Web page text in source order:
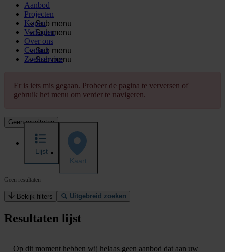
Aanbod
Projecten
Sub menu
Kopen
Sub menu
Verkopen
Over ons
Sub menu
Contact
Sub menu
Zoekservice
Er is iets mis gegaan. Probeer de pagina te verversen of
gebruik het menu om verder te navigeren.
Geen resultaten
Lijst
Kaart
Geen resultaten
Bekijk filters Uitgebreid zoeken
Resultaten lijst
Op dit moment hebben wij helaas geen aanbod dat aan uw